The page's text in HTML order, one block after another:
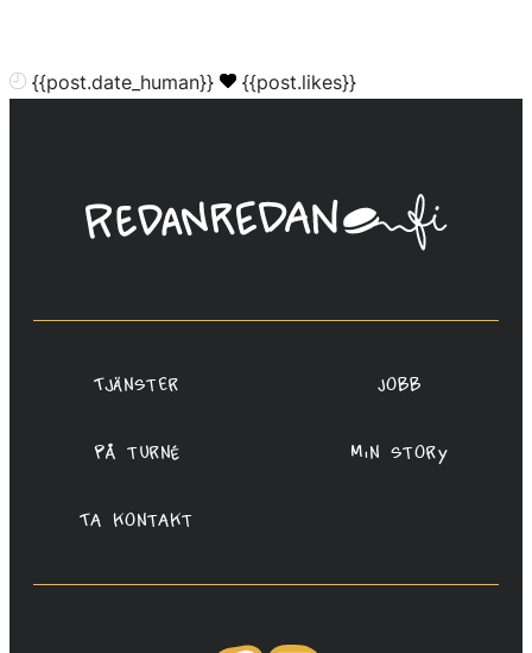
{{post.date_human}} {{post.likes}}
Linda
Saukko-
Oy
Tjänster Jobb
På turné Min story
Ta kontakt